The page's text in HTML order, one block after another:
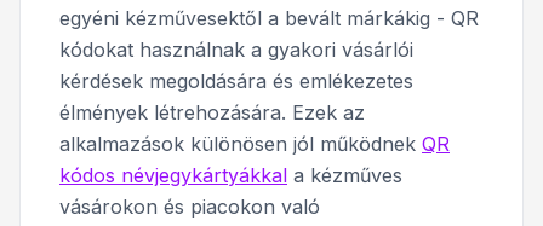
egyéni kézművesektől a bevált márkákig - QR
kódokat használnak a gyakori vásárlói
kérdések megoldására és emlékezetes
élmények létrehozására. Ezek az
alkalmazások különösen jól működnek QR
kódos névjegykártyákkal a kézműves
vásárokon és piacokon való